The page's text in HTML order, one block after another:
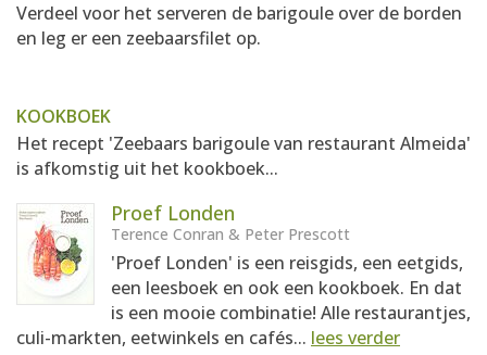
Verdeel voor het serveren de barigoule over de borden
en leg er een zeebaarsfilet op.
KOOKBOEK
Het recept 'Zeebaars barigoule van restaurant Almeida'
is afkomstig uit het kookboek...
Proef Londen
Terence Conran & Peter Prescott
'Proef Londen' is een reisgids, een eetgids,
een leesboek en ook een kookboek. En dat
is een mooie combinatie! Alle restaurantjes,
culi-markten, eetwinkels en cafés... lees verder